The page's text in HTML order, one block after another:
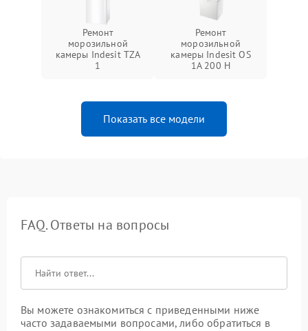
Ремонт
морозильной
камеры Indesit TZA
1
Ремонт
морозильной
камеры Indesit OS
1A 200 H
Показать все модели
FAQ. Ответы на вопросы
Вы можете ознакомиться с приведенными ниже
часто задаваемыми вопросами, либо обратиться в